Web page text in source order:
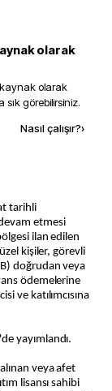
olarak
olarak
görebilirsiniz.
Nasıl çalışır?›
tarihli
etmesi
ilan edilen
kişiler, görevli
doğrudan veya
ödemelerine
ve katılımcısına
yayımlandı.
veya afet
lisansı sahibi